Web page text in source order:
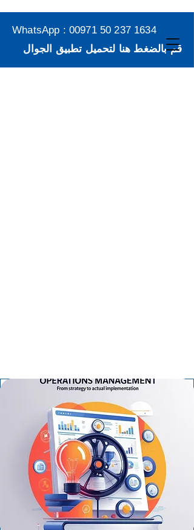
WhatsApp : 00971 50 237 1634
قم بالضغط هنا لتحميل تطبيق الجوال